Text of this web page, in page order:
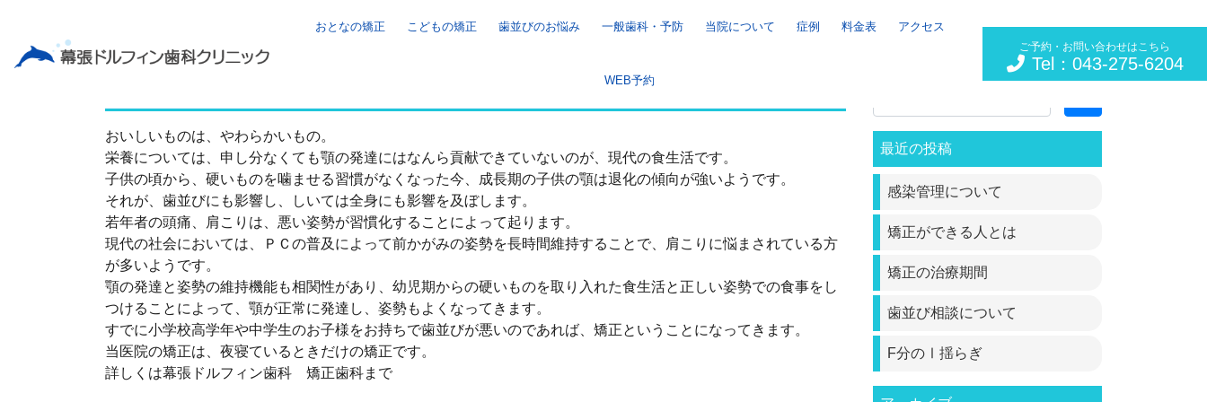
おとなの矯正 こどもの矯正 歯並びのお悩み 一般歯科・予防 当院について 症例 料金表 アクセス
WEB予約
ご予約・お問い合わせはこちら
Tel：043-275-6204
おいしいものは、やわらかいもの。
栄養については、申し分なくても顎の発達にはなんら貢献できていないのが、現代の食生活です。
子供の頃から、硬いものを噛ませる習慣がなくなった今、成長期の子供の顎は退化の傾向が強いようです。
それが、歯並びにも影響し、しいては全身にも影響を及ぼします。
若年者の頭痛、肩こりは、悪い姿勢が習慣化することによって起ります。
現代の社会においては、ＰＣの普及によって前かがみの姿勢を長時間維持することで、肩こりに悩まされている方
が多いようです。
顎の発達と姿勢の維持機能も相関性があり、幼児期からの硬いものを取り入れた食生活と正しい姿勢での食事をし
つけることによって、顎が正常に発達し、姿勢もよくなってきます。
すでに小学校高学年や中学生のお子様をお持ちで歯並びが悪いのであれば、矯正ということになってきます。
当医院の矯正は、夜寝ているときだけの矯正です。
詳しくは幕張ドルフィン歯科 矯正歯科まで
最近の投稿
感染管理について
矯正ができる人とは
矯正の治療期間
歯並び相談について
F分のⅠ揺らぎ